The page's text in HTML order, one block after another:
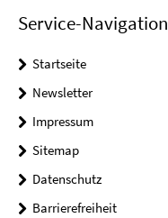
Service-Navigation
Startseite
Newsletter
Impressum
Sitemap
Datenschutz
Barrierefreiheit